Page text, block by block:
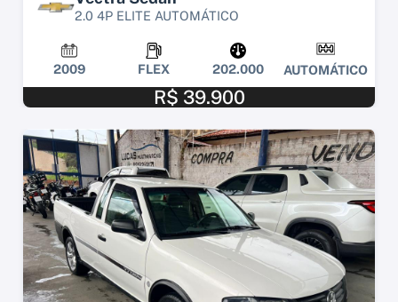
2.0 4P ELITE AUTOMÁTICO
2009 FLEX 202.000 AUTOMÁTICO
R$ 39.900